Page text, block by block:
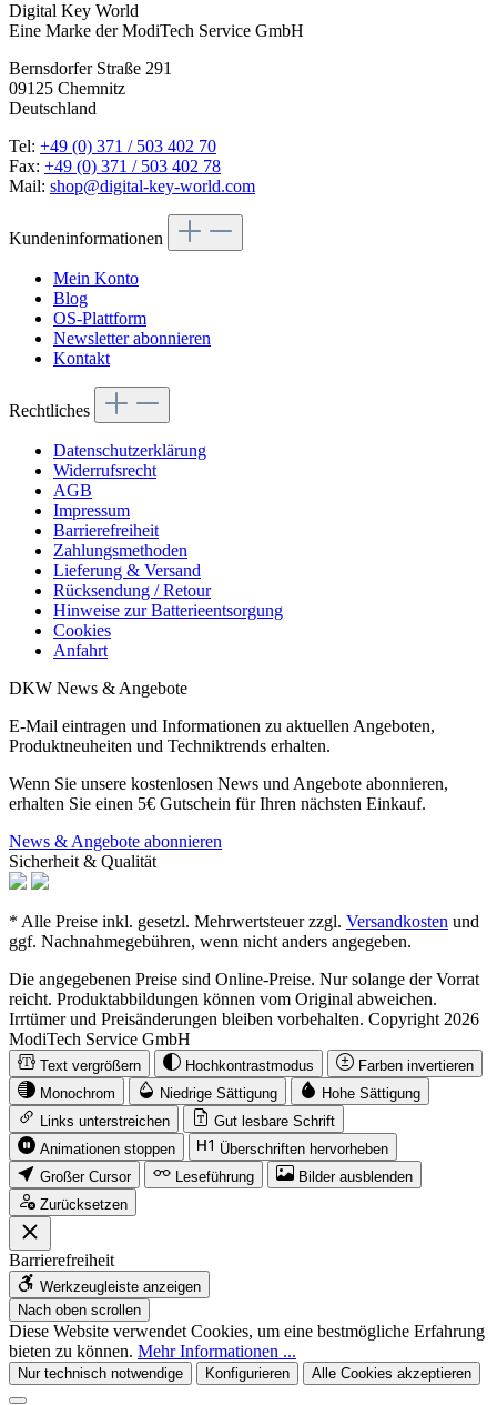
Digital Key World
Eine Marke der ModiTech Service GmbH
Bernsdorfer Straße 291
09125 Chemnitz
Deutschland
Tel: +49 (0) 371 / 503 402 70
Fax: +49 (0) 371 / 503 402 78
Mail: shop@digital-key-world.com
Kundeninformationen
Mein Konto
Blog
OS-Plattform
Newsletter abonnieren
Kontakt
Rechtliches
Datenschutzerklärung
Widerrufsrecht
AGB
Impressum
Barrierefreiheit
Zahlungsmethoden
Lieferung & Versand
Rücksendung / Retour
Hinweise zur Batterieentsorgung
Cookies
Anfahrt
DKW News & Angebote
E-Mail eintragen und Informationen zu aktuellen Angeboten,
Produktneuheiten und Techniktrends erhalten.
Wenn Sie unsere kostenlosen News und Angebote abonnieren,
erhalten Sie einen 5€ Gutschein für Ihren nächsten Einkauf.
News & Angebote abonnieren
Sicherheit & Qualität
* Alle Preise inkl. gesetzl. Mehrwertsteuer zzgl. Versandkosten und
ggf. Nachnahmegebühren, wenn nicht anders angegeben.
Die angegebenen Preise sind Online-Preise. Nur solange der Vorrat
reicht. Produktabbildungen können vom Original abweichen.
Irrtümer und Preisänderungen bleiben vorbehalten. Copyright 2026
ModiTech Service GmbH
Text vergrößern Hochkontrastmodus
Farben invertieren
Monochrom
Niedrige Sättigung
Hohe Sättigung
Links unterstreichen
Gut lesbare Schrift
Animationen stoppen
Überschriften hervorheben
Großer Cursor
Leseführung
Bilder ausblenden
Zurücksetzen
Barrierefreiheit
Werkzeugleiste anzeigen
Nach oben scrollen
Diese Website verwendet Cookies, um eine bestmögliche Erfahrung
bieten zu können. Mehr Informationen ...
Nur technisch notwendige Konfigurieren Alle Cookies akzeptieren